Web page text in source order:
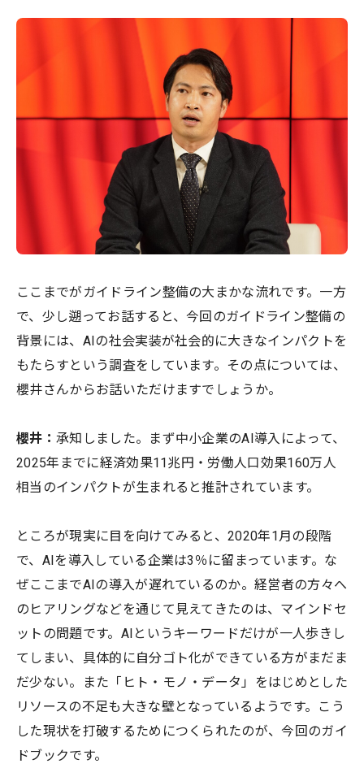
ここまでがガイドライン整備の大まかな流れです。一方
で、少し遡ってお話すると、今回のガイドライン整備の
背景には、AIの社会実装が社会的に大きなインパクトを
もたらすという調査をしています。その点については、
櫻井さんからお話いただけますでしょうか。
櫻井： 承知しました。まず中小企業のAI導入によって、
2025年までに経済効果11兆円・労働人口効果160万人
相当のインパクトが生まれると推計されています。
ところが現実に目を向けてみると、2020年1月の段階
で、AIを導入している企業は3％に留まっています。な
ぜここまでAIの導入が遅れているのか。経営者の方々へ
のヒアリングなどを通じて見えてきたのは、マインドセ
ットの問題です。AIというキーワードだけが一人歩きし
てしまい、具体的に自分ゴト化ができている方がまだま
だ少ない。また「ヒト・モノ・データ」をはじめとした
リソースの不足も大きな壁となっているようです。こう
した現状を打破するためにつくられたのが、今回のガイ
ドブックです。